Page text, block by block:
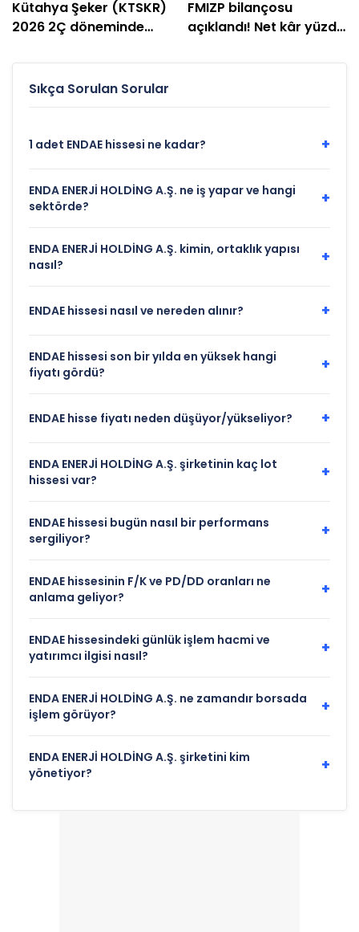
Kütahya Şeker (KTSKR)
2026 2Ç döneminde
FMIZP bilançosu
açıklandı! Net kâr yüzde
Sıkça Sorulan Sorular
1 adet ENDAE hissesi ne kadar? +
ENDA ENERJİ HOLDİNG A.Ş. ne iş yapar ve hangi
sektörde?
+
ENDA ENERJİ HOLDİNG A.Ş. kimin, ortaklık yapısı
nasıl?
+
ENDAE hissesi nasıl ve nereden alınır? +
ENDAE hissesi son bir yılda en yüksek hangi
fiyatı gördü?
+
ENDAE hisse fiyatı neden düşüyor/yükseliyor? +
ENDA ENERJİ HOLDİNG A.Ş. şirketinin kaç lot
hissesi var?
+
ENDAE hissesi bugün nasıl bir performans
sergiliyor?
+
ENDAE hissesinin F/K ve PD/DD oranları ne
anlama geliyor?
+
ENDAE hissesindeki günlük işlem hacmi ve
yatırımcı ilgisi nasıl?
+
ENDA ENERJİ HOLDİNG A.Ş. ne zamandır borsada
işlem görüyor?
+
ENDA ENERJİ HOLDİNG A.Ş. şirketini kim
yönetiyor?
+